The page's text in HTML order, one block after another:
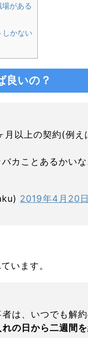
がある
かない
良いの？
以上の契約(例
カことあるかいな
2019年4月20日
います。
は、いつでも解
の日から二週間